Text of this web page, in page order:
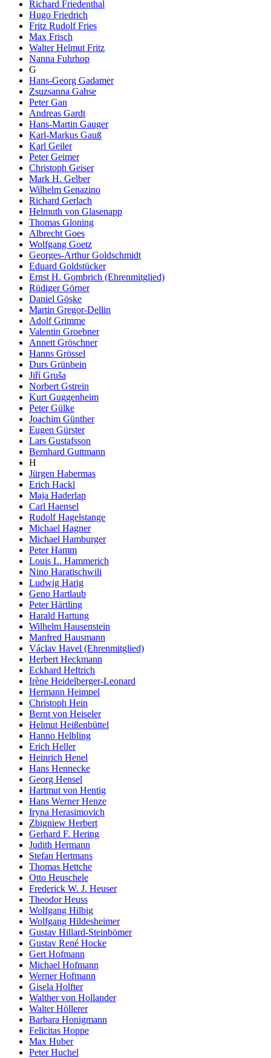
Richard Friedenthal
Hugo Friedrich
Fritz Rudolf Fries
Max Frisch
Walter Helmut Fritz
Nanna Fuhrhop
G
Hans-Georg Gadamer
Zsuzsanna Gahse
Peter Gan
Andreas Gardt
Hans-Martin Gauger
Karl-Markus Gauß
Karl Geiler
Peter Geimer
Christoph Geiser
Mark H. Gelber
Wilhelm Genazino
Richard Gerlach
Helmuth von Glasenapp
Thomas Gloning
Albrecht Goes
Wolfgang Goetz
Georges-Arthur Goldschmidt
Eduard Goldstücker
Ernst H. Gombrich (Ehrenmitglied)
Rüdiger Görner
Daniel Göske
Martin Gregor-Dellin
Adolf Grimme
Valentin Groebner
Annett Gröschner
Hanns Grössel
Durs Grünbein
Jiří Gruša
Norbert Gstrein
Kurt Guggenheim
Peter Gülke
Joachim Günther
Eugen Gürster
Lars Gustafsson
Bernhard Guttmann
H
Jürgen Habermas
Erich Hackl
Maja Haderlap
Carl Haensel
Rudolf Hagelstange
Michael Hagner
Michael Hamburger
Peter Hamm
Louis L. Hammerich
Nino Haratischwili
Ludwig Harig
Geno Hartlaub
Peter Härtling
Harald Hartung
Wilhelm Hausenstein
Manfred Hausmann
Václav Havel (Ehrenmitglied)
Herbert Heckmann
Eckhard Heftrich
Irène Heidelberger-Leonard
Hermann Heimpel
Christoph Hein
Bernt von Heiseler
Helmut Heißenbüttel
Hanno Helbling
Erich Heller
Heinrich Henel
Hans Hennecke
Georg Hensel
Hartmut von Hentig
Hans Werner Henze
Iryna Herasimovich
Zbigniew Herbert
Gerhard F. Hering
Judith Hermann
Stefan Hertmans
Thomas Hettche
Otto Heuschele
Frederick W. J. Heuser
Theodor Heuss
Wolfgang Hilbig
Wolfgang Hildesheimer
Gustav Hillard-Steinbömer
Gustav René Hocke
Gert Hofmann
Michael Hofmann
Werner Hofmann
Gisela Holfter
Walther von Hollander
Walter Höllerer
Barbara Honigmann
Felicitas Hoppe
Max Huber
Peter Huchel